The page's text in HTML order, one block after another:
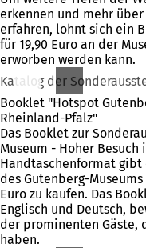
erkennen und mehr
erfahren, lohnt sich ein
für 19,90 Euro an der
erworben werden kann.
Katalog der
Booklet "Hotspot
Rheinland-Pfalz"
Das Booklet zur
Museum - Hoher
Handtaschenformat gibt
des Gutenberg-
Euro zu kaufen. Das
Englisch und Deutsch,
der prominenten Gäste,
haben.